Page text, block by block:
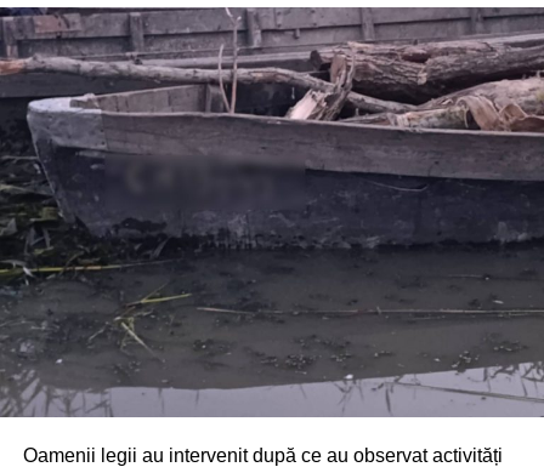
Din fericire, nimeni nu a avut de suferit, iar reprezentanții
comunității au mulțumit atât pompierilor din Drochia, cât și
localnicilor care au intervenit prompt și au contribuit la
limitarea pagubelor.
Oamenii legii au intervenit după ce au observat activități